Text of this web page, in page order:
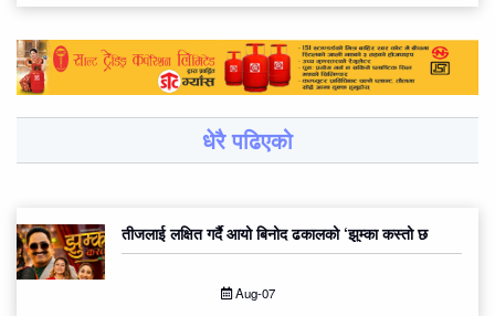
धेरै पढिएको
तीजलाई लक्षित गर्दै आयो बिनोद ढकालको ‘झुम्का कस्तो छ
Aug-07